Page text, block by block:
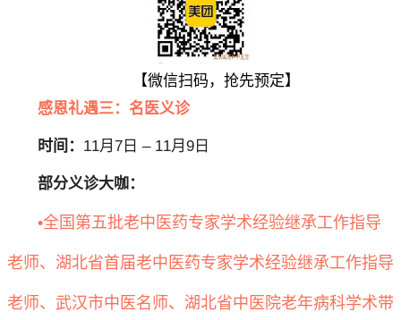
【微信扫码，抢先预定】
感恩礼遇三：名医义诊
时间： 11月7日 – 11月9日
部分义诊大咖：
•全国第五批老中医药专家学术经验继承工作指导
老师、湖北省首届老中医药专家学术经验继承工作指导
老师、武汉市中医名师、湖北省中医院老年病科学术带